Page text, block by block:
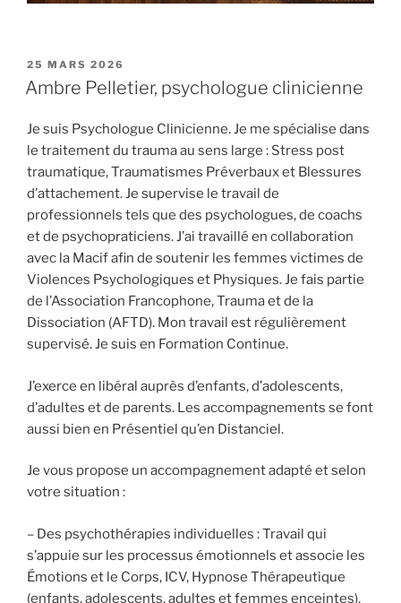
PUBLIÉ
LE
25 MARS 2026
Ambre Pelletier, psychologue clinicienne
Je suis Psychologue Clinicienne. Je me spécialise dans
le traitement du trauma au sens large : Stress post
traumatique, Traumatismes Préverbaux et Blessures
d’attachement. Je supervise le travail de
professionnels tels que des psychologues, de coachs
et de psychopraticiens. J’ai travaillé en collaboration
avec la Macif afin de soutenir les femmes victimes de
Violences Psychologiques et Physiques. Je fais partie
de l’Association Francophone, Trauma et de la
Dissociation (AFTD). Mon travail est régulièrement
supervisé. Je suis en Formation Continue.
J’exerce en libéral auprès d’enfants, d’adolescents,
d’adultes et de parents. Les accompagnements se font
aussi bien en Présentiel qu’en Distanciel.
Je vous propose un accompagnement adapté et selon
votre situation :
– Des psychothérapies individuelles : Travail qui
s’appuie sur les processus émotionnels et associe les
Émotions et le Corps, ICV, Hypnose Thérapeutique
(enfants, adolescents, adultes et femmes enceintes),